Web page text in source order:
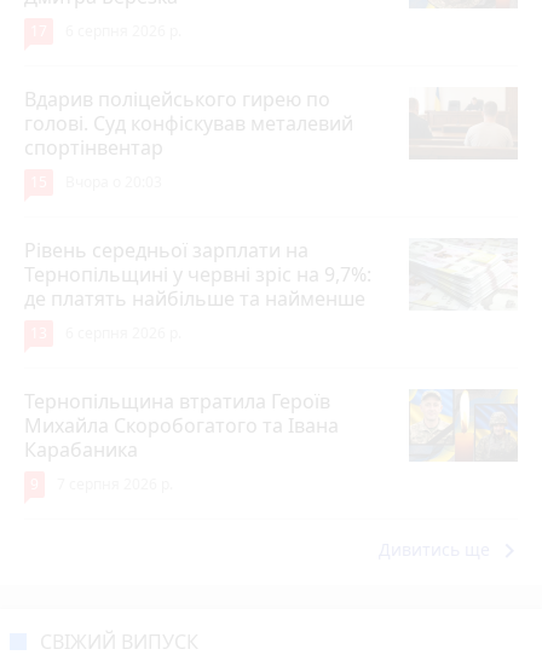
Вдарив поліцейського гирею по
голові. Суд конфіскував металевий
спортінвентар
Рівень середньої зарплати на
Тернопільщині у червні зріс на 9,7%:
де платять найбільше та найменше
Тернопільщина втратила Героїв
Михайла Скоробогатого та Івана
Карабаника